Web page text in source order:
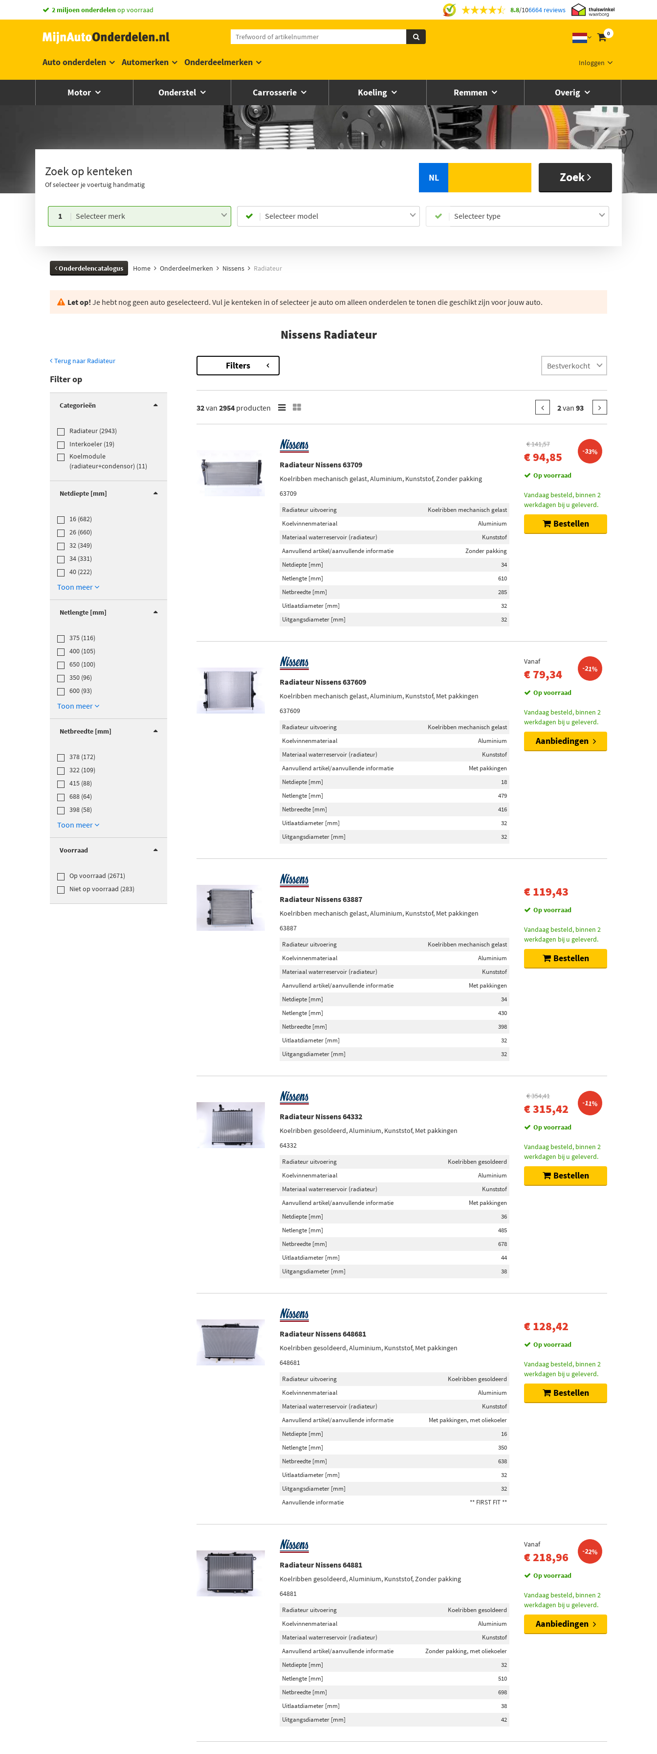
vandaag besteld,morgen in huis * 8.8/106664 reviews
0
Inloggen
Auto onderdelen Automerken Onderdeelmerken
Motor Onderstel Carrosserie Koeling Remmen Overig
Zoek op kenteken
Of selecteer je voertuig handmatig
NL Zoek
1 Selecteer merk Selecteer model Selecteer type
Onderdelencatalogus Home Onderdeelmerken Nissens Radiateur
Let op! Je hebt nog geen auto geselecteerd. Vul je kenteken in of selecteer je auto om alleen onderdelen te tonen die geschikt zijn voor jouw auto.
Nissens Radiateur
Terug naar Radiateur
Filter op
Categorieën
Radiateur (2943)
Interkoeler (19)
Koelmodule
(radiateur+condensor) (11)
Netdiepte [mm]
16 (682)
26 (660)
32 (349)
34 (331)
40 (222)
Toon meer
Netlengte [mm]
375 (116)
400 (105)
650 (100)
350 (96)
600 (93)
Toon meer
Netbreedte [mm]
378 (172)
322 (109)
415 (88)
688 (64)
398 (58)
Toon meer
Voorraad
Op voorraad (2671)
Niet op voorraad (283)
Filters
32van 2954 producten 2van 93
Radiateur Nissens 63709
Koelribben mechanisch gelast, Aluminium, Kunststof, Zonder pakking
63709
Radiateur uitvoering
Koelribben mechanisch gelast
Koelvinnenmateriaal
Aluminium
Materiaal waterreservoir (radiateur)
Kunststof
Aanvullend artikel/aanvullende informatie
Zonder pakking
Netdiepte [mm]
34
Netlengte [mm]
610
Netbreedte [mm]
285
Uitlaatdiameter [mm]
32
Uitgangsdiameter [mm]
32
€ 141,57
€ 94,85 -33%
Op voorraad
Vandaag besteld, binnen 2
werkdagen bij u geleverd.
Bestellen
Radiateur Nissens 637609
Koelribben mechanisch gelast, Aluminium, Kunststof, Met pakkingen
637609
Radiateur uitvoering
Koelribben mechanisch gelast
Koelvinnenmateriaal
Aluminium
Materiaal waterreservoir (radiateur)
Kunststof
Aanvullend artikel/aanvullende informatie
Met pakkingen
Netdiepte [mm]
18
Netlengte [mm]
479
Netbreedte [mm]
416
Uitlaatdiameter [mm]
32
Uitgangsdiameter [mm]
32
Vanaf
€ 79,34 -21%
Op voorraad
Vandaag besteld, binnen 2
werkdagen bij u geleverd.
Aanbiedingen
Radiateur Nissens 63887
Koelribben mechanisch gelast, Aluminium, Kunststof, Met pakkingen
63887
Radiateur uitvoering
Koelribben mechanisch gelast
Koelvinnenmateriaal
Aluminium
Materiaal waterreservoir (radiateur)
Kunststof
Aanvullend artikel/aanvullende informatie
Met pakkingen
Netdiepte [mm]
34
Netlengte [mm]
430
Netbreedte [mm]
398
Uitlaatdiameter [mm]
32
Uitgangsdiameter [mm]
32
€ 119,43
Op voorraad
Vandaag besteld, binnen 2
werkdagen bij u geleverd.
Bestellen
Radiateur Nissens 64332
Koelribben gesoldeerd, Aluminium, Kunststof, Met pakkingen
64332
Radiateur uitvoering
Koelribben gesoldeerd
Koelvinnenmateriaal
Aluminium
Materiaal waterreservoir (radiateur)
Kunststof
Aanvullend artikel/aanvullende informatie
Met pakkingen
Netdiepte [mm]
36
Netlengte [mm]
485
Netbreedte [mm]
678
Uitlaatdiameter [mm]
44
Uitgangsdiameter [mm]
38
€ 354,41
€ 315,42 -11%
Op voorraad
Vandaag besteld, binnen 2
werkdagen bij u geleverd.
Bestellen
Radiateur Nissens 648681
Koelribben gesoldeerd, Aluminium, Kunststof, Met pakkingen
648681
Radiateur uitvoering
Koelribben gesoldeerd
Koelvinnenmateriaal
Aluminium
Materiaal waterreservoir (radiateur)
Kunststof
Aanvullend artikel/aanvullende informatie
Met pakkingen, met oliekoeler
Netdiepte [mm]
16
Netlengte [mm]
350
Netbreedte [mm]
638
Uitlaatdiameter [mm]
32
Uitgangsdiameter [mm]
32
Aanvullende informatie
** FIRST FIT **
€ 128,42
Op voorraad
Vandaag besteld, binnen 2
werkdagen bij u geleverd.
Bestellen
Radiateur Nissens 64881
Koelribben gesoldeerd, Aluminium, Kunststof, Zonder pakking
64881
Radiateur uitvoering
Koelribben gesoldeerd
Koelvinnenmateriaal
Aluminium
Materiaal waterreservoir (radiateur)
Kunststof
Aanvullend artikel/aanvullende informatie
Zonder pakking, met oliekoeler
Netdiepte [mm]
32
Netlengte [mm]
510
Netbreedte [mm]
698
Uitlaatdiameter [mm]
38
Uitgangsdiameter [mm]
42
Vanaf
€ 218,96 -22%
Op voorraad
Vandaag besteld, binnen 2
werkdagen bij u geleverd.
Aanbiedingen